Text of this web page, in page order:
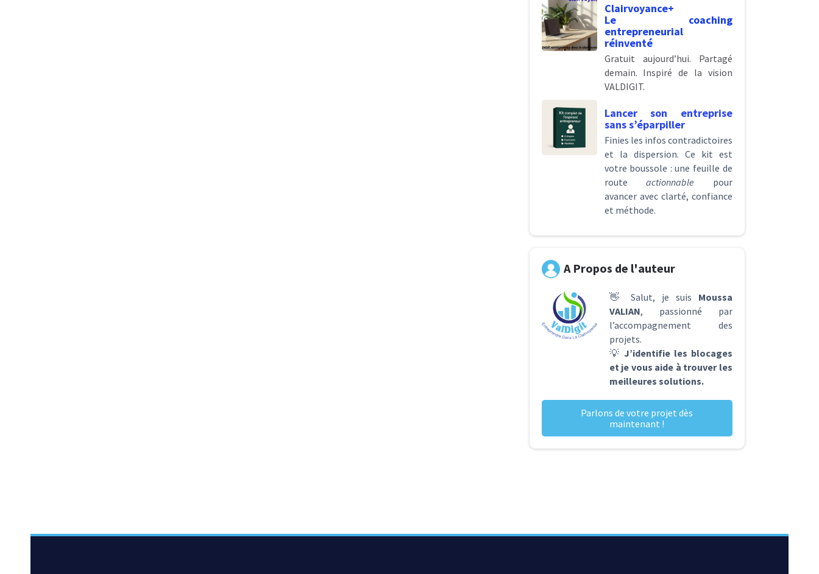
Clairvoyance+
Le coaching
entrepreneurial
réinventé
Gratuit aujourd’hui. Partagé
demain. Inspiré de la vision
VALDIGIT.
Lancer son entreprise
sans s’éparpiller
Finies les infos contradictoires
et la dispersion. Ce kit est
votre boussole : une feuille de
routeactionnable pour
avancer avec clarté, confiance
et méthode.
A Propos de l'auteur
👋 Salut, je suis Moussa
VALIAN, passionné par
l’accompagnement des
projets.
💡 J’identifie les blocages
et je vous aide à trouver les
meilleures solutions.
Parlons de votre projet dès
maintenant !